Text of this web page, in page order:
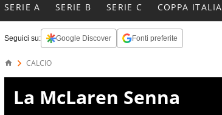
SERIE A SERIE B SERIE C COPPA ITALIA
Seguici su: Google Discover Fonti preferite
CALCIO
La McLaren Senna